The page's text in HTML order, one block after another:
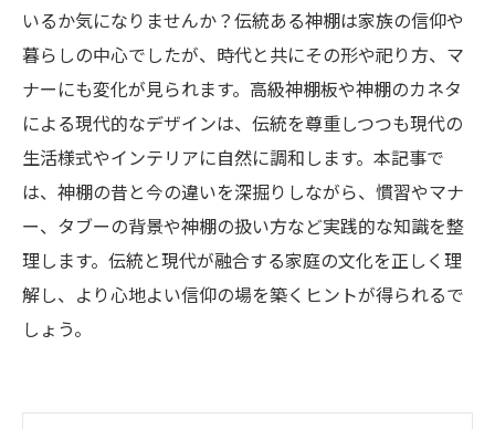
いるか気になりませんか？伝統ある神棚は家族の信仰や
暮らしの中心でしたが、時代と共にその形や祀り方、マ
ナーにも変化が見られます。高級神棚板や神棚のカネタ
による現代的なデザインは、伝統を尊重しつつも現代の
生活様式やインテリアに自然に調和します。本記事で
は、神棚の昔と今の違いを深掘りしながら、慣習やマナ
ー、タブーの背景や神棚の扱い方など実践的な知識を整
理します。伝統と現代が融合する家庭の文化を正しく理
解し、より心地よい信仰の場を築くヒントが得られるで
しょう。